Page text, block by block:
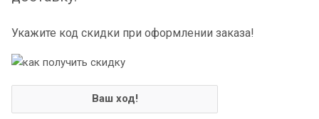
Укажите код скидки при оформлении заказа!
Ваш ход!